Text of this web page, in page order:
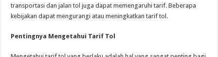
transportasi dan jalan tol juga dapat memengaruhi tarif. Beberapa
kebijakan dapat mengurangi atau meningkatkan tarif tol.
Pentingnya Mengetahui Tarif Tol